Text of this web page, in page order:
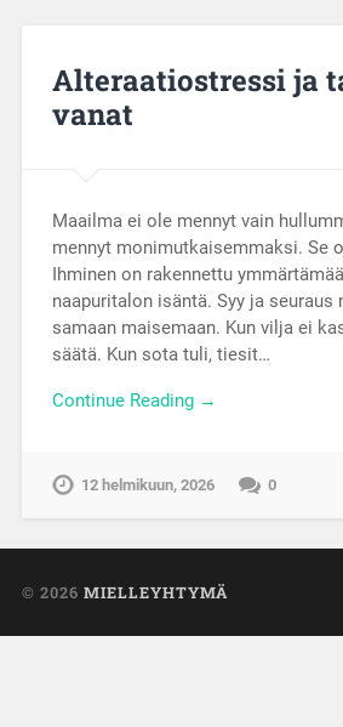
Alteraatiostressi ja
vanat
Maailma ei ole mennyt vain
mennyt monimutkaisemmaksi. Se
Ihminen on rakennettu
naapuritalon isäntä. Syy ja seuraus
samaan maisemaan. Kun vilja ei
säätä. Kun sota tuli, tiesit…
Continue Reading →
12 helmikuun, 2026 0
© 2026 MIELLEYHTYMÄ